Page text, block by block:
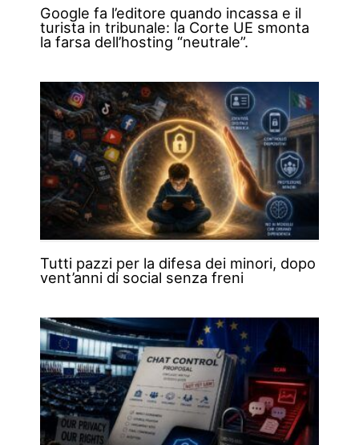
Google fa l’editore quando incassa e il
turista in tribunale: la Corte UE smonta
la farsa dell’hosting “neutrale”.
Tutti pazzi per la difesa dei minori, dopo
vent’anni di social senza freni